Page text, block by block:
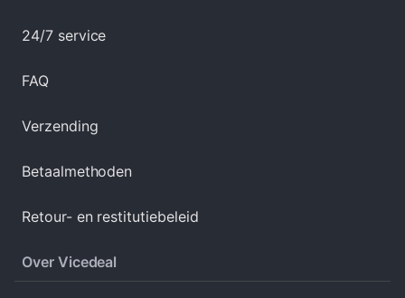
24/7 service
FAQ
Verzending
Betaalmethoden
Retour- en restitutiebeleid
Over Vicedeal